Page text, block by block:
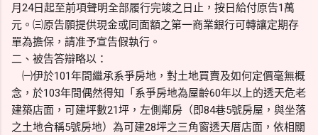
月24日起至前項聲明全部履行完竣之日止，按日給付原告1萬
元。㈢原告願提供現金或同面額之第一商業銀行可轉讓定期存
單為擔保，請准予宣告假執行。
二、被告答辯略以：
㈠伊於101年間繼承系爭房地，對土地買賣及如何定價毫無概
念，於103年間偶然得知「系爭房地為屋齡60年以上的透天危老
建築店面，可建坪數21坪，左側鄰房（即84巷5號房屋，與坐落
之土地合稱5號房地）為可建28坪之三角窗透天厝店面，依相關